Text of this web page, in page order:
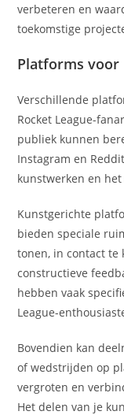
verbeteren en
toekomstige
Platforms voor
Verschillende
Rocket League-
publiek kunnen
Instagram en
kunstwerken en
Kunstgerichte
bieden speciale
tonen, in contact te
constructieve
hebben vaak
League-
Bovendien kan
of wedstrijden op
vergroten en
Het delen van je